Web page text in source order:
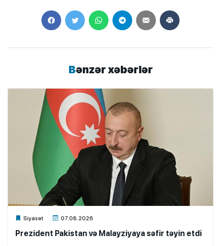
Bənzər xəbərlər
Siyasət 07.08.2026
Xalq.Online
Prezident Pakistan və Malayziyaya səfir təyin etdi